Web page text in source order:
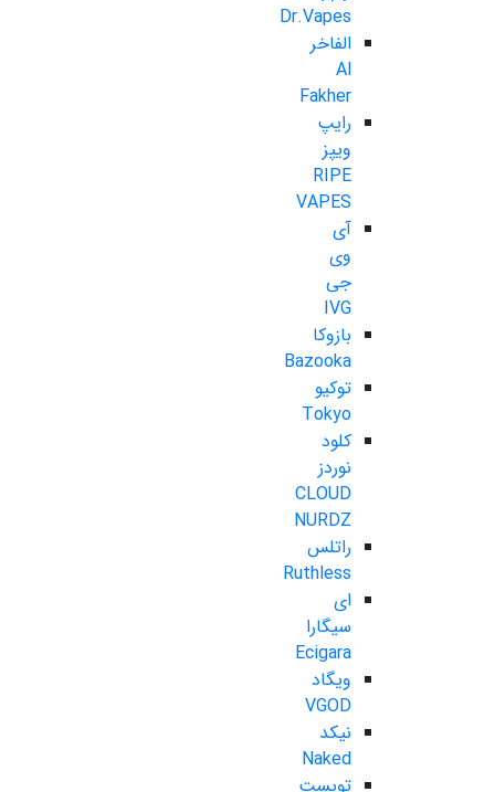
Dr.Vapes
الفاخر
Al
Fakher
رایپ
ویپز
RIPE
VAPES
آی
وی
جی
IVG
بازوکا
Bazooka
توکیو
Tokyo
کلود
نوردز
CLOUD
NURDZ
راتلس
Ruthless
ای
سیگارا
Ecigara
ویگاد
VGOD
نیکد
Naked
تویست